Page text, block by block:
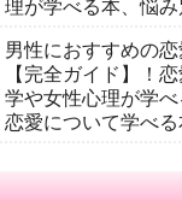
理が学べる本、悩み
男性におすすめの恋
【完全ガイド】！
学や女性心理が学べ
恋愛について学べる